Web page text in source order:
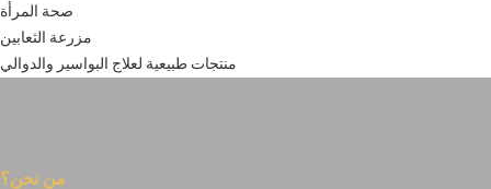
صحة المرأة
مزرعة الثعابين
منتجات طبيعية لعلاج البواسير والدوالي
من نحن؟